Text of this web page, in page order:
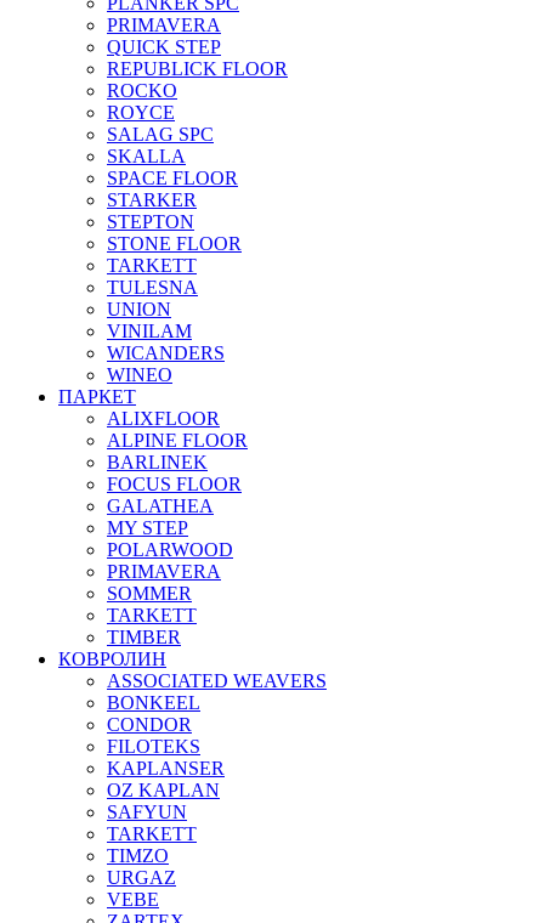
PRIMAVERA
QUICK STEP
REPUBLICK FLOOR
ROCKO
ROYCE
SALAG SPC
SKALLA
SPACE FLOOR
STARKER
STEPTON
STONE FLOOR
TARKETT
TULESNA
UNION
VINILAM
WICANDERS
WINEO
ПАРКЕТ
ALIXFLOOR
ALPINE FLOOR
BARLINEK
FOCUS FLOOR
GALATHEA
MY STEP
POLARWOOD
PRIMAVERA
SOMMER
TARKETT
TIMBER
КОВРОЛИН
ASSOCIATED WEAVERS
BONKEEL
CONDOR
FILOTEKS
KAPLANSER
OZ KAPLAN
SAFYUN
TARKETT
TIMZO
URGAZ
VEBE